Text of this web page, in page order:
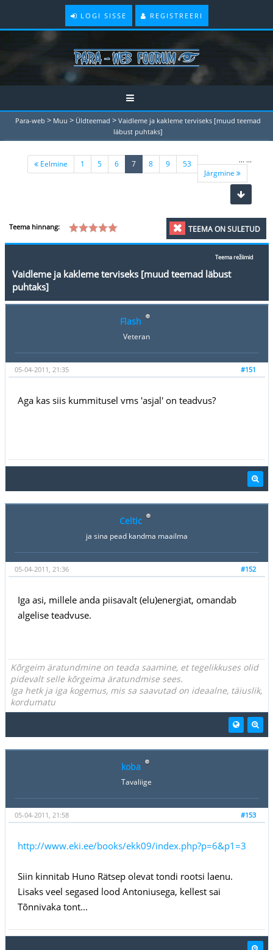
LOGI SISSE REGISTREERI
Para-web > Muu > Üldteemad > Vaidleme ja kakleme terviseks [muud teemad
läbust puhtaks]
Eelmine 1 ...
5 6 7(current)
8 9 ...
53
Järgmine
TEEMA ON SULETUD
Teema hinnang:
Teema režiimid
Vaidleme ja kakleme terviseks [muud teemad läbust
puhtaks]
Flash
Veteran
#151
05-04-2011, 21:35
Aga kas siis kummitusel vms 'asjal' on teadvus?
Celtic
ja sina pead kandma maailma
#152
05-04-2011, 21:36
Iga asi, millele anda piisavalt (elu)energiat, omandab
algelise teadvuse.
Kõrgeim äratundmine on teada saamine, et tegelikkuses olid
pidevalt selle kõrgeima äratundmise sees.
Iga hetk ja iga kogemus, mis sa saavutad on ideaalne, täiuslik,
kordumatu
koba
Tavaliige
#153
05-04-2011, 21:58
http://www.eki.ee/books/ekk09/index.php?p=6&p1=3
Siin kinnitab Huno Rätsep olevat tondi rootsi laenu.
Lisaks veel segased lood Antoniusega, kellest sai
Tõnnivaka tont...